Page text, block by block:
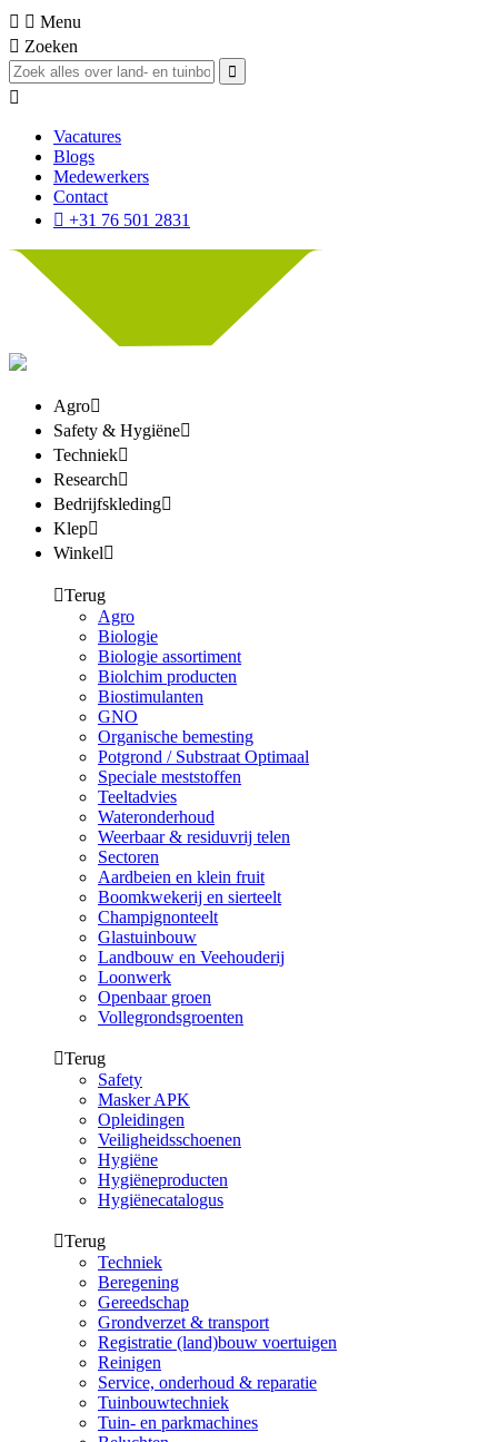
Menu
Zoeken
Vacatures
Blogs
Medewerkers
Contact
+31 76 501 2831
Agro
Safety & Hygiëne
Techniek
Research
Bedrijfskleding
Klep
Winkel
Terug
Agro
Biologie
Biologie assortiment
Biolchim producten
Biostimulanten
GNO
Organische bemesting
Potgrond / Substraat Optimaal
Speciale meststoffen
Teeltadvies
Wateronderhoud
Weerbaar & residuvrij telen
Sectoren
Aardbeien en klein fruit
Boomkwekerij en sierteelt
Champignonteelt
Glastuinbouw
Landbouw en Veehouderij
Loonwerk
Openbaar groen
Vollegrondsgroenten
Terug
Safety
Masker APK
Opleidingen
Veiligheidsschoenen
Hygiëne
Hygiëneproducten
Hygiënecatalogus
Terug
Techniek
Beregening
Gereedschap
Grondverzet & transport
Registratie (land)bouw voertuigen
Reinigen
Service, onderhoud & reparatie
Tuinbouwtechniek
Tuin- en parkmachines